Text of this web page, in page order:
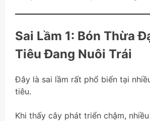
Sai Lầm 1: Bón Thừa
Tiêu Đang Nuôi Trái
Đây là sai lầm rất phổ biến tại
tiêu.
Khi thấy cây phát triển chậm,